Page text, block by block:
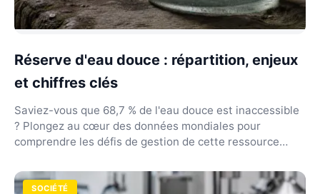
Réserve d'eau douce : répartition, enjeux
et chiffres clés
Saviez-vous que 68,7 % de l'eau douce est inaccessible
? Plongez au cœur des données mondiales pour
comprendre les défis de gestion de cette ressource
SOCIÉTÉ